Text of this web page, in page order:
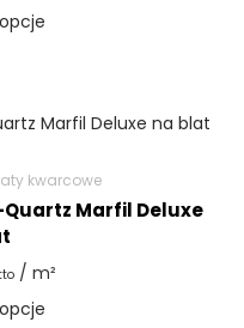
kwarcowe
Marfil Deluxe
/ m²